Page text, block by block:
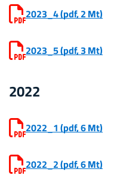
2023_4(pdf, 2 Mt)
2023_5(pdf, 3 Mt)
2022
2022_1(pdf, 6 Mt)
2022_2(pdf, 6 Mt)